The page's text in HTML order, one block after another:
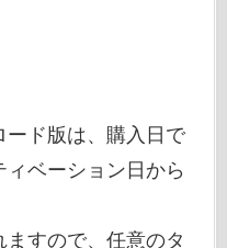
ード版は、購入日で
ベーション日から
すので、任意のタ